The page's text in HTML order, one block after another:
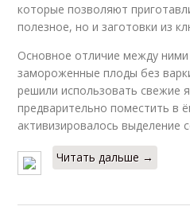
которые позволяют
полезное, но и заготовки из
Основное отличие между
замороженные плоды без
решили использовать свежие
предварительно поместить в
активизировалось выделение
Читать дальше →